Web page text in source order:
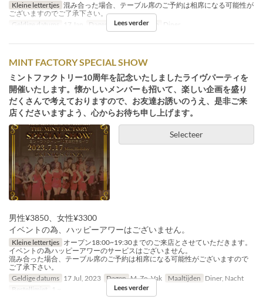
Kleine lettertjes 混み合った場合、テーブル席のご予約は相席になる可能性が
ございますのでご了承下さい。
Geldige datums
17 Jan Dagen Za Maaltijden Diner
Lees verder
MINT FACTORY SPECIAL SHOW
ミントファクトリー10周年を記念いたしましたライヴパーティを
開催いたします。懐かしいメンバーも招いて、楽しい企画を盛り
だくさんで考えておりますので、お友達お誘いのうえ、是非ご来
店くださいますよう、心からお待ち申し上げます。
Selecteer
男性¥3850、女性¥3300
イベントの為、ハッピーアワーはございません。
Kleine lettertjes オープン18:00~19:30までのご来店とさせていただきます。
イベントの為ハッピーアワーのサービスはございません。
混み合った場合、テーブル席のご予約は相席になる可能性がございますので
ご了承下さい。
Geldige datums 17 Jul, 2023 Dagen M, Zo, Vak Maaltijden Diner, Nacht
Bestellimiet
1 ~ Lees verder